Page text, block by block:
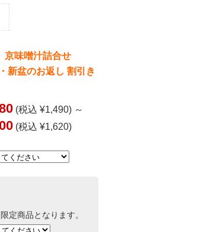
味噌汁詰合せ
新盆のお返し 割引き
(税込 ¥1,490) ～
(税込 ¥1,620)
定商品となります。